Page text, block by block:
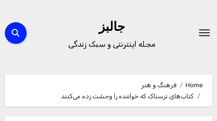
content
جالبز
مجله اینترنتی و سبک زندگی
Home
فرهنگ و هنر
کتاب‌های ترسناک که خواننده را وحشت زده می‌کنند